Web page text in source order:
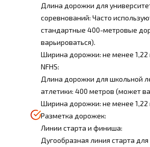
Длина дорожки для
соревнований: Часто
стандартные 400-метровые
варьироваться).
Ширина дорожки: не менее 1,22
NFHS:
Длина дорожки для школьной
атлетики: 400 метров (может
Ширина дорожки: не менее 1,22
Разметка дорожек:
Линии старта и финиша:
Дугообразная линия старта